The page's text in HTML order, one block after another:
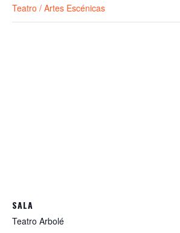
Teatro / Artes Escénicas
SALA
Teatro Arbolé